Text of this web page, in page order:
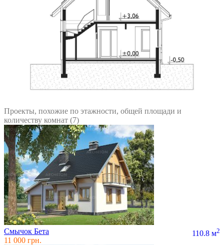
Проекты, похожие по этажности, общей площади и
количеству комнат (7)
Смычок Бета 110.8 м2
11 000 грн.